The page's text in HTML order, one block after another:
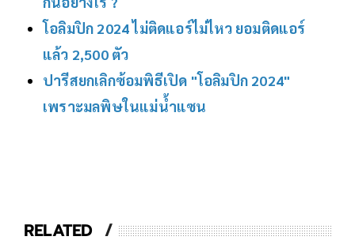
โอลิมปิก 2024 ไม่ติดแอร์ไม่ไหว ยอมติดแอร์
แล้ว 2,500 ตัว
ปารีสยกเลิกซ้อมพิธีเปิด "โอลิมปิก 2024"
เพราะมลพิษในแม่น้ำแซน
RELATED